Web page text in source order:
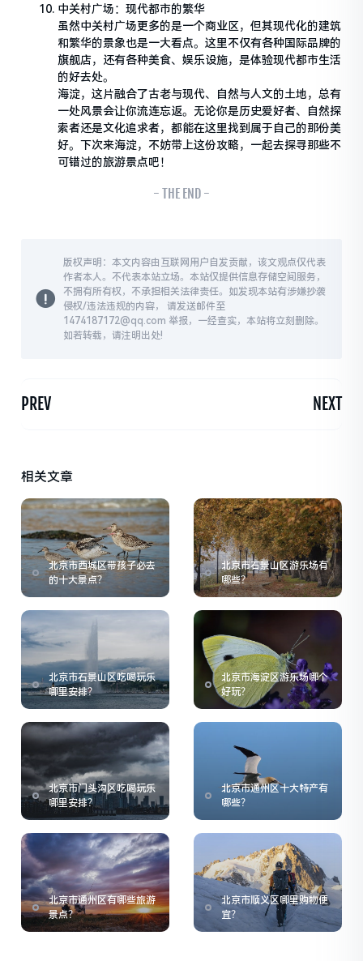
中关村广场：现代都市的繁华
虽然中关村广场更多的是一个商业区，但其现代化的建筑
和繁华的景象也是一大看点。这里不仅有各种国际品牌的
旗舰店，还有各种美食、娱乐设施，是体验现代都市生活
的好去处。
海淀，这片融合了古老与现代、自然与人文的土地，总有
一处风景会让你流连忘返。无论你是历史爱好者、自然探
索者还是文化追求者，都能在这里找到属于自己的那份美
好。下次来海淀，不妨带上这份攻略，一起去探寻那些不
可错过的旅游景点吧！
- THE END -
版权声明：本文内容由互联网用户自发贡献，该文观点仅代表
作者本人。不代表本站立场。本站仅提供信息存储空间服务，
不拥有所有权，不承担相关法律责任。如发现本站有涉嫌抄袭
侵权/违法违规的内容， 请发送邮件至
1474187172@qq.com 举报，一经查实，本站将立刻删除。
如若转载，请注明出处!
PREV NEXT
相关文章
北京市西城区带孩子必去
的十大景点？
北京市石景山区游乐场有
哪些？
北京市石景山区吃喝玩乐
哪里安排？
北京市海淀区游乐场哪个
好玩？
北京市门头沟区吃喝玩乐
哪里安排？
北京市通州区十大特产有
哪些？
北京市通州区有哪些旅游
景点？
北京市顺义区哪里购物便
宜？